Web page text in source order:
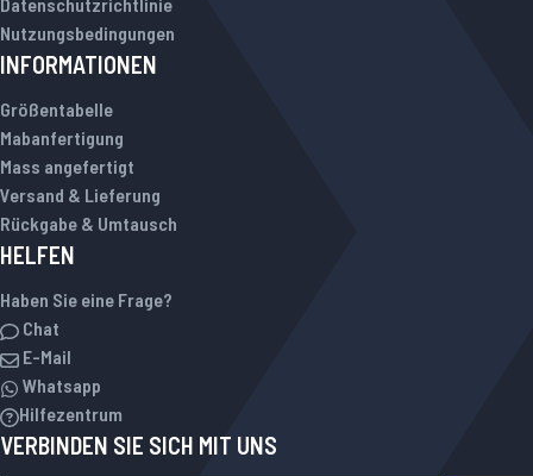
Nutzungsbedingungen
INFORMATIONEN
Größentabelle
Mabanfertigung
Mass angefertigt
Versand & Lieferung
Rückgabe & Umtausch
HELFEN
Haben Sie eine Frage?
Chat
E-Mail
Whatsapp
Hilfezentrum
VERBINDEN SIE SICH MIT UNS